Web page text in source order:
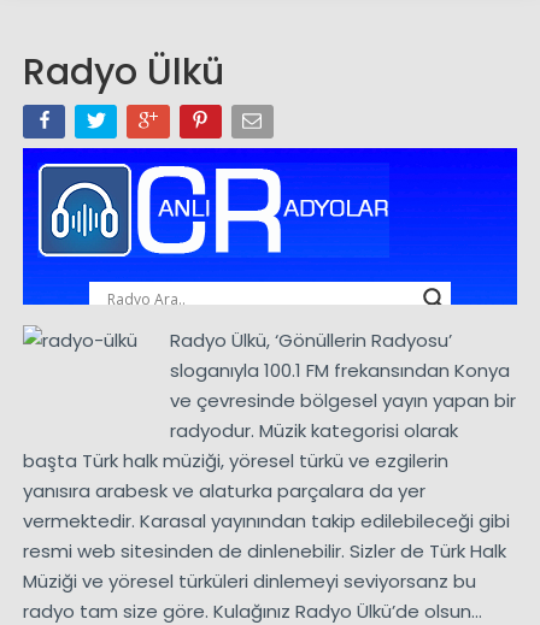
Radyo Ülkü
Radyo Ülkü, ‘Gönüllerin Radyosu’
sloganıyla 100.1 FM frekansından Konya
ve çevresinde bölgesel yayın yapan bir
radyodur. Müzik kategorisi olarak
başta Türk halk müziği, yöresel türkü ve ezgilerin
yanısıra arabesk ve alaturka parçalara da yer
vermektedir. Karasal yayınından takip edilebileceği gibi
resmi web sitesinden de dinlenebilir. Sizler de Türk Halk
Müziği ve yöresel türküleri dinlemeyi seviyorsanz bu
radyo tam size göre. Kulağınız Radyo Ülkü’de olsun…